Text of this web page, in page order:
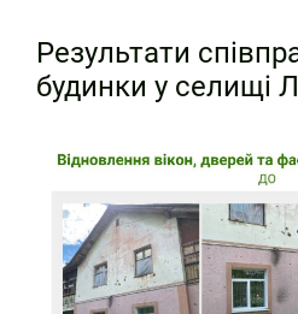
Результати
будинки у селищі